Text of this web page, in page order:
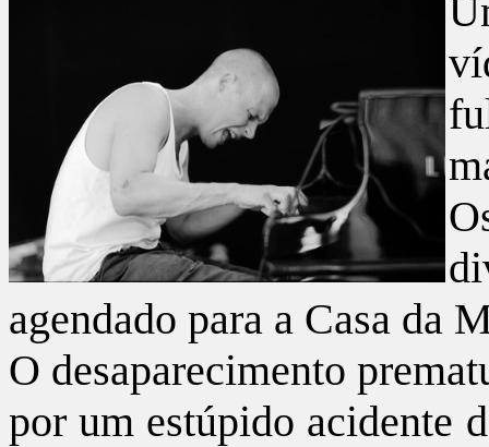
agendado para a Casa da
O desaparecimento
por um estúpido acidente